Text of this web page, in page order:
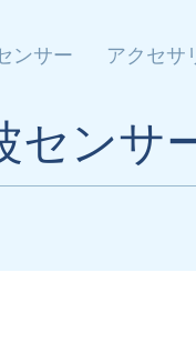
ンサー アクセサ
センサ